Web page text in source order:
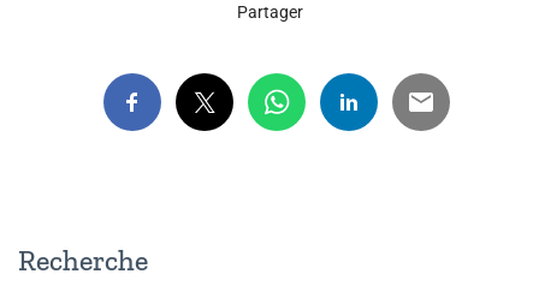
Partager
Recherche